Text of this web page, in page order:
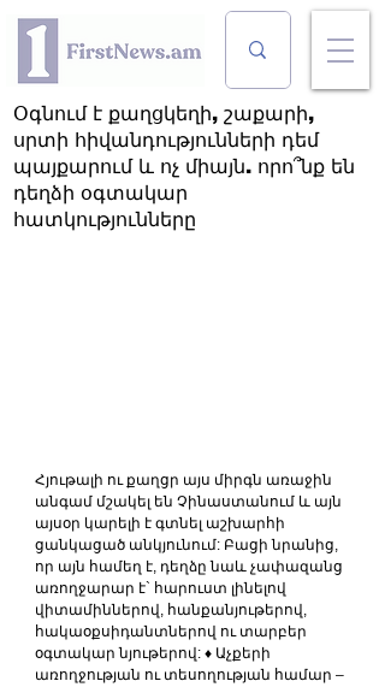
Օգնում է քաղցկեղի, շաքարի,
սրտի հիվանդությունների դեմ
պայքարում և ոչ միայն. որո՞նք են
դեղձի օգտակար
հատկությունները
Հյութալի ու քաղցր այս միրգն առաջին
անգամ մշակել են Չինաստանում և այն
այսօր կարելի է գտնել աշխարհի
ցանկացած անկյունում: Բացի նրանից,
որ այն համեղ է, դեղձը նաև չափազանց
առողջարար է` հարուստ լինելով
վիտամիններով, հանքանյութերով,
հակաօքսիդանտներով ու տարբեր
օգտակար նյութերով: ♦ Աչքերի
առողջության ու տեսողության համար –